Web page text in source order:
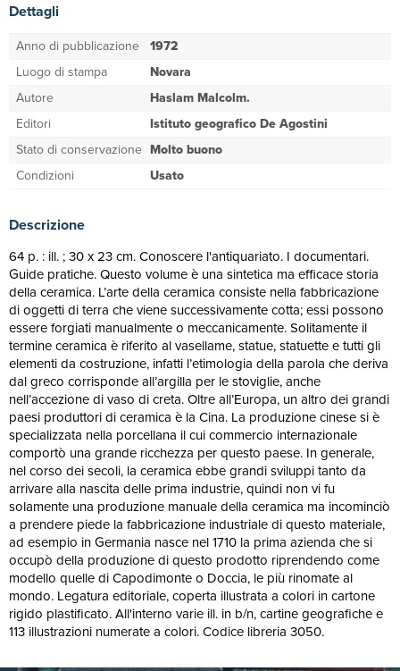
Dettagli
Anno di pubblicazione 1972
Luogo di stampa
Novara
Autore
Haslam Malcolm.
Editori
Istituto geografico De Agostini
Stato di conservazione Molto buono
Condizioni
Usato
Descrizione
64 p. : ill. ; 30 x 23 cm. Conoscere l'antiquariato. I documentari.
Guide pratiche. Questo volume è una sintetica ma efficace storia
della ceramica. L’arte della ceramica consiste nella fabbricazione
di oggetti di terra che viene successivamente cotta; essi possono
essere forgiati manualmente o meccanicamente. Solitamente il
termine ceramica è riferito al vasellame, statue, statuette e tutti gli
elementi da costruzione, infatti l’etimologia della parola che deriva
dal greco corrisponde all’argilla per le stoviglie, anche
nell’accezione di vaso di creta. Oltre all’Europa, un altro dei grandi
paesi produttori di ceramica è la Cina. La produzione cinese si è
specializzata nella porcellana il cui commercio internazionale
comportò una grande ricchezza per questo paese. In generale,
nel corso dei secoli, la ceramica ebbe grandi sviluppi tanto da
arrivare alla nascita delle prima industrie, quindi non vi fu
solamente una produzione manuale della ceramica ma incominciò
a prendere piede la fabbricazione industriale di questo materiale,
ad esempio in Germania nasce nel 1710 la prima azienda che si
occupò della produzione di questo prodotto riprendendo come
modello quelle di Capodimonte o Doccia, le più rinomate al
mondo. Legatura editoriale, coperta illustrata a colori in cartone
rigido plastificato. All'interno varie ill. in b/n, cartine geografiche e
113 illustrazioni numerate a colori. Codice libreria 3050.